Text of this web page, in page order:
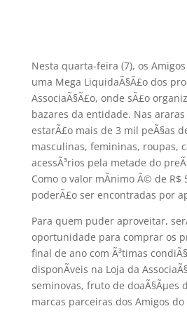
Nesta quarta-feira (7), os
uma Mega LiquidaÃ§Ã£o dos
AssociaÃ§Ã£o, onde sÃ£o
bazares da entidade. Nas
estarÃ£o mais de 3 mil peÃ§as
masculinas, femininas, roupas,
acessÃ³rios pela metade do
Como o valor mÃ­nimo Ã© de R$
poderÃ£o ser encontradas por
Para quem puder aproveitar,
oportunidade para comprar os
final de ano com Ã³timas
disponÃ­veis na Loja da
seminovas, fruto de doaÃ§Ãµes
marcas parceiras dos Amigos do